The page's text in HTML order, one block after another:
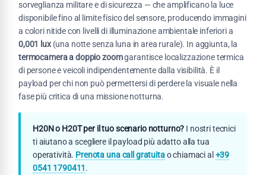
sorveglianza militare e di sicurezza — che amplificano la luce
disponibile fino al limite fisico del sensore, producendo immagini
a colori nitide con livelli di illuminazione ambientale inferiori a
0,001 lux(una notte senza luna in area rurale). In aggiunta, la
termocamera a doppio zoomgarantisce localizzazione termica
di persone e veicoli indipendentemente dalla visibilità. È il
payload per chi non può permettersi di perdere la visuale nella
fase più critica di una missione notturna.
H20N o H20T per il tuo scenario notturno? I nostri tecnici
ti aiutano a scegliere il payload più adatto alla tua
operatività. Prenota una call gratuitao chiamaci al +39
0541 1790411.